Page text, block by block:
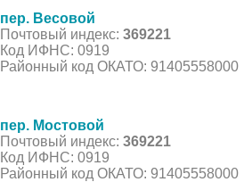
пер. Весовой
Почтовый индекс: 369221
Код ИФНС: 0919
Районный код ОКАТО: 91405558000
пер. Мостовой
Почтовый индекс: 369221
Код ИФНС: 0919
Районный код ОКАТО: 91405558000